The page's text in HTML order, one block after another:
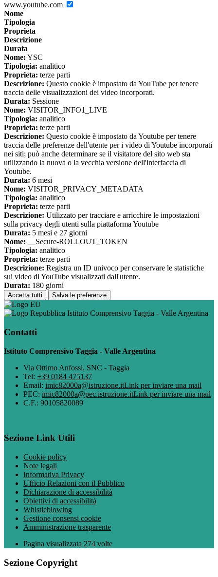
www.youtube.com
Nome
Tipologia
Proprieta
Descrizione
Durata
Nome: YSC
Tipologia: analitico
Proprieta: terze parti
Descrizione: Questo cookie è impostato da YouTube per tenere
traccia delle visualizzazioni dei video incorporati.
Durata: Sessione
Nome: VISITOR_INFO1_LIVE
Tipologia: analitico
Proprieta: terze parti
Descrizione: Questo cookie è impostato da Youtube per tenere
traccia delle preferenze dell'utente per i video di Youtube incorporati
nei siti; può anche determinare se il visitatore del sito web sta
utilizzando la nuova o la vecchia versione dell'interfaccia di
Youtube.
Durata: 6 mesi
Nome: VISITOR_PRIVACY_METADATA
Tipologia: analitico
Proprieta: terze parti
Descrizione: Utilizzato per tracciare e arricchire le impostazioni
sulla privacy degli utenti sulla piattaforma Youtube
Durata: 5 mesi e 27 giorni
Nome: __Secure-ROLLOUT_TOKEN
Tipologia: analitico
Proprieta: terze parti
Descrizione: Registra un ID univoco per conservare le statistiche
sui video di YouTube visualizzati dall'utente.
Durata: 180 giorni
Accetta tutti Salva le preferenze
Istituto Comprensivo Taggia - Valle Argentina
Contatti
Istituto Comprensivo Taggia - Valle Argentina
Via Ottimo Anfossi, SNC - Taggia
Tel: +39 0184 475137
Email: imic82000a@istruzione.itLink per inviare una mail
PEC: imic82000a@pec.istruzione.itLink per inviare una mail
C.F.: 90105820089
Sezione Link Utili
Cookie policy
Note legali
Informativa Privacy
Ufficio Relazioni con il Pubblico
Dichiarazione di accessibilità
Obiettivi di accessibilità
Whistleblowing
Gestione consensi cookie
Amministrazione trasparente
Pagina visualizzata 274 volte
Sezione Copyright